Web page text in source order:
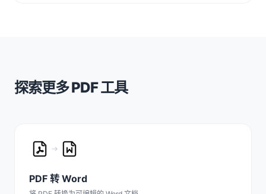
探索更多 PDF 工具
PDF 转 Word